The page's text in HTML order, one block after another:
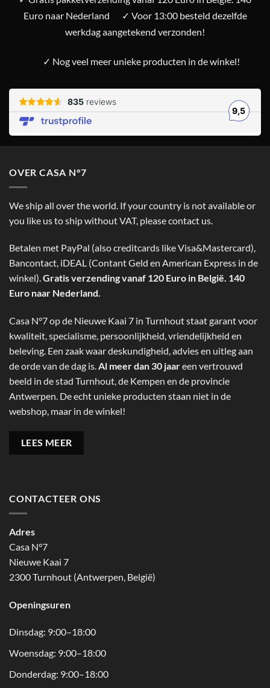
Euro naar Nederland
✓ Voor 13:00 besteld dezelfde
werkdag aangetekend verzonden!
✓ Nog veel meer unieke producten in de winkel!
OVER CASA N°7
We ship all over the world. If your country is not available or
you like us to ship without VAT, please contact us.
Betalen met PayPal (also creditcards like Visa&Mastercard),
Bancontact, iDEAL (Contant Geld en American Express in de
winkel).Gratis verzending vanaf 120 Euro in België. 140
Euro naar Nederland.
Casa N°7 op de Nieuwe Kaai 7 in Turnhout staat garant voor
kwaliteit, specialisme, persoonlijkheid, vriendelijkheid en
beleving. Een zaak waar deskundigheid, advies en uitleg aan
de orde van de dag is.Al meer dan 30 jaareen vertrouwd
beeld in de stad Turnhout, de Kempen en de provincie
Antwerpen. De echt unieke producten staan niet in de
webshop, maar in de winkel!
LEES MEER
CONTACTEER ONS
Adres
Casa N°7
Nieuwe Kaai 7
2300 Turnhout (Antwerpen, België)
Openingsuren
Dinsdag: 9:00–18:00
Woensdag: 9:00–18:00
Donderdag: 9:00–18:00